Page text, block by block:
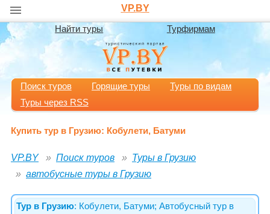
VP.BY
Найти туры Турфирмам
Поиск туров Горящие туры
Туры по видам
Туры через RSS
Купить тур в Грузию: Кобулети, Батуми
VP.BY Поиск туров
Туры в Грузию
автобусные туры в Грузию
Тур в Грузию: Кобулети, Батуми; Автобусный тур в